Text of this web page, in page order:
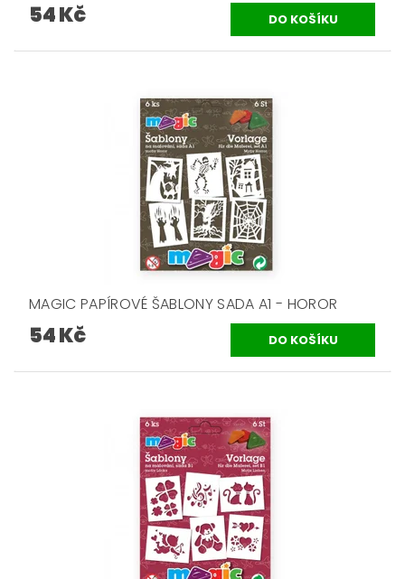
54 Kč
MAGIC PAPÍROVÉ ŠABLONY SADA A1 - HOROR
54 Kč